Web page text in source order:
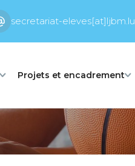
secretariat-eleves[at]ljbm.lu
Projets et encadrement